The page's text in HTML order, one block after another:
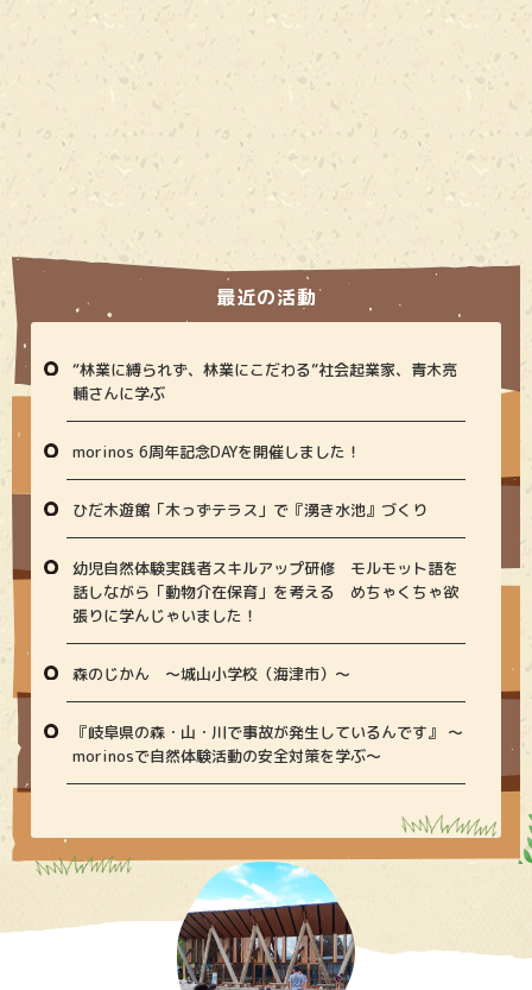
最近の活動
“林業に縛られず、林業にこだわる”社会起業家、青木亮
輔さんに学ぶ
morinos 6周年記念DAYを開催しました！
ひだ木遊館「木っずテラス」で『湧き水池』づくり
幼児自然体験実践者スキルアップ研修 モルモット語を
話しながら「動物介在保育」を考える めちゃくちゃ欲
張りに学んじゃいました！
森のじかん 〜城山小学校（海津市）〜
『岐阜県の森・山・川で事故が発生しているんです』 〜
morinosで自然体験活動の安全対策を学ぶ〜